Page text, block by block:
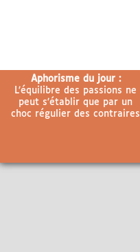
Aphorisme du jour :
L’équilibre des passions ne
peut s’établir que par un
choc régulier des contraires